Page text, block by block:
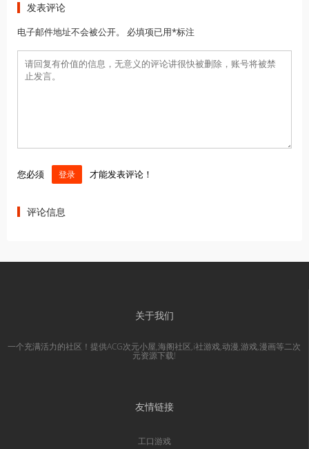
发表评论
电子邮件地址不会被公开。 必填项已用*标注
您必须 登录 才能发表评论！
评论信息
关于我们
一个充满活力的社区！提供ACG次元小屋,海阁社区,i社游戏,动漫,游戏,漫画等二次
元资源下载!
友情链接
工口游戏